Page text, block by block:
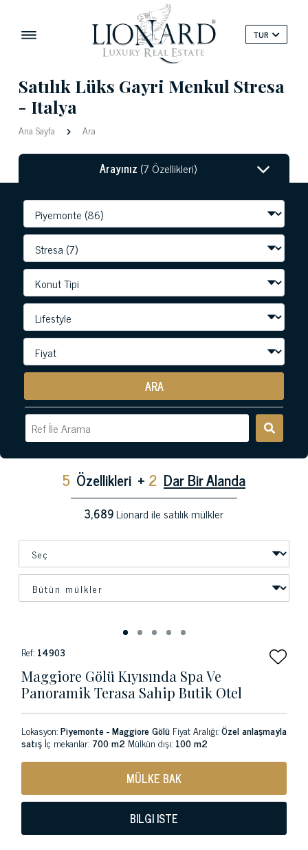
TUR
Satılık Lüks Gayri Menkul Stresa
- Italya
Ana Sayfa Ara
Arayınız (7 Özellikleri)
ARA
5 Özellikleri + 2 Dar Bir Alanda
3,689Lionard ile satılık mülkler
Ref: 14903
Maggiore Gölü Kıyısında Spa Ve
Panoramik Terasa Sahip Butik Otel
Lokasyon:Piyemonte - Maggiore Gölü Fiyat Aralığı:Özel anlaşmayla
satış İç mekanlar: 700 m2 Mülkün dışı: 100 m2
MÜLKE BAK
BILGI ISTE